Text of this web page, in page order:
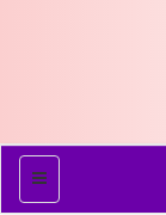
منو